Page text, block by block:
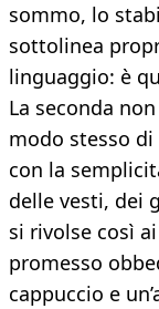
sommo, lo
sottolinea
linguaggio: è
La seconda
modo stesso
con la
delle vesti, dei
si rivolse così
promesso
cappuccio e